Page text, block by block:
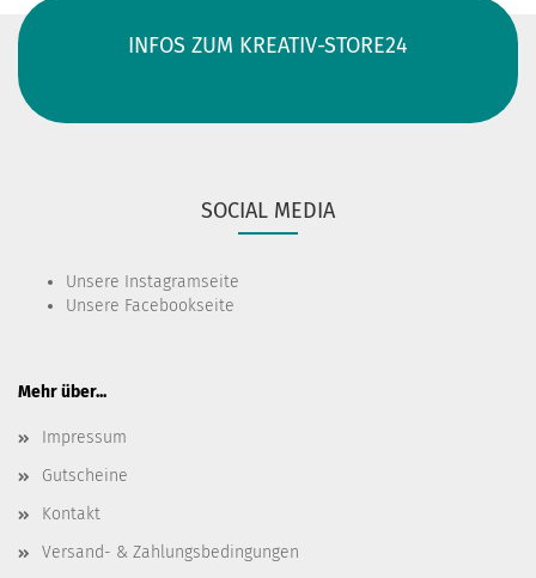
INFOS ZUM KREATIV-STORE24
SOCIAL MEDIA
Unsere Instagramseite
Unsere Facebookseite
Mehr über...
Impressum
Gutscheine
Kontakt
Versand- & Zahlungsbedingungen